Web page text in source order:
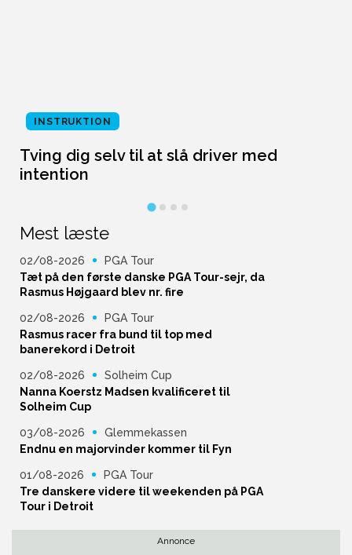
INSTRUKTION
Tving dig selv til at slå driver med
intention
Mest læste
02/08-2026
PGA Tour
Tæt på den første danske PGA Tour-sejr, da
Rasmus Højgaard blev nr. fire
02/08-2026
PGA Tour
Rasmus racer fra bund til top med
banerekord i Detroit
02/08-2026
Solheim Cup
Nanna Koerstz Madsen kvalificeret til
Solheim Cup
03/08-2026
Glemmekassen
Endnu en majorvinder kommer til Fyn
01/08-2026
PGA Tour
Tre danskere videre til weekenden på PGA
Tour i Detroit
Annonce